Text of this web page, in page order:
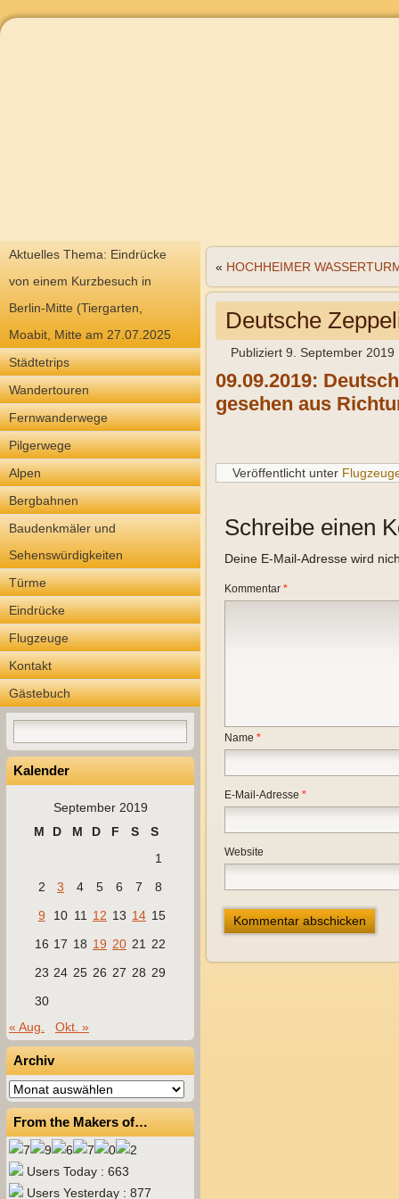
Aktuelles Thema: Eindrücke
von einem Kurzbesuch in
Berlin-Mitte (Tiergarten,
Moabit, Mitte am 27.07.2025
Städtetrips
Wandertouren
Fernwanderwege
Pilgerwege
Alpen
Bergbahnen
Baudenkmäler und
Sehenswürdigkeiten
Türme
Eindrücke
Flugzeuge
Kontakt
Gästebuch
Kalender
September 2019
M
D M D F S
S
1
2
3 4 5 6 7
8
9
10 11 12 13 14 15
16 17 18 19 20 21
22
23 24 25 26 27 28 29
30
« Aug.
Okt. »
Archiv
Archiv
From the Makers of…
Users Today : 663
Users Yesterday : 877
« HOCHHEIMER
Deutsche
Publiziert 9. September 2019
09.09.2019:
gesehen aus
Veröffentlicht unter
Schreibe einen
Deine E-Mail-Adresse wird
Kommentar *
Name *
E-Mail-Adresse *
Website